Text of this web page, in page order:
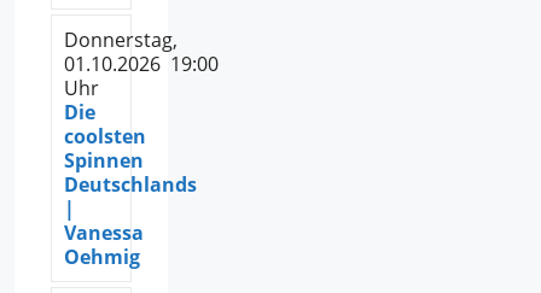
Donnerstag,
01.10.2026 19:00
Uhr
Die
coolsten
Spinnen
Deutschlands
|
Vanessa
Oehmig